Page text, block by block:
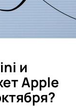
и
Apple